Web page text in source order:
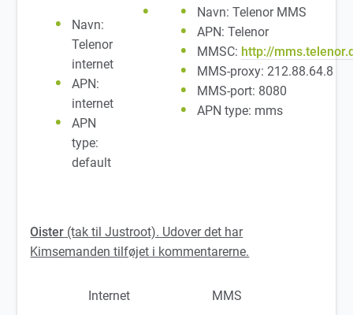
Navn:
Telenor
internet
APN:
internet
APN
type:
default
Navn: Telenor MMS
APN: Telenor
MMSC: http://
MMS-proxy: 212.88.64.8
MMS-port: 8080
APN type: mms
Oister (tak til Justroot). Udover det har
Kimsemanden tilføjet i kommentarerne.
Internet MMS